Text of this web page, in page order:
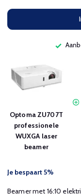
Optoma ZU707T
professionele
WUXGA laser
beamer
Je bespaart 5%
Beamer met 16:10